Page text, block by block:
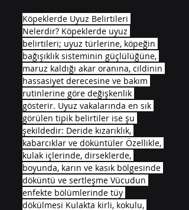
Köpeklerde Uyuz Belirtileri
Nelerdir? Köpeklerde uyuz
belirtileri; uyuz türlerine, köpeğin
bağışıklık sisteminin güçlülüğüne,
maruz kaldığı akar oranına, cildinin
hassasiyet derecesine ve bakım
rutinlerine göre değişkenlik
gösterir. Uyuz vakalarında en sık
görülen tipik belirtiler ise şu
şekildedir: Deride kızarıklık,
kabarcıklar ve döküntüler Özellikle,
kulak içlerinde, dirseklerde,
boyunda, karın ve kasık bölgesinde
döküntü ve sertleşme Vücudun
enfekte bölümlerinde tüy
dökülmesi Kulakta kirli, kokulu,